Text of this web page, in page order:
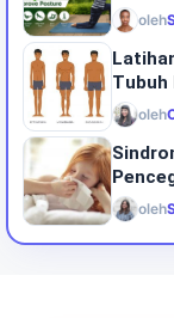
oleh
Tubuh
oleh
oleh